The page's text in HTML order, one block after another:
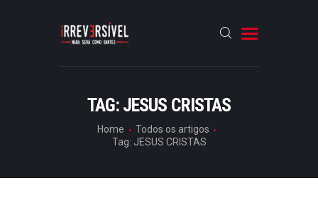
TAG: JESUS CRISTAS
Home
Todos os artigos
Tag: JESUS CRISTAS
HOME
CRÓNICAS
ENTREVISTAS
RUBRICAS